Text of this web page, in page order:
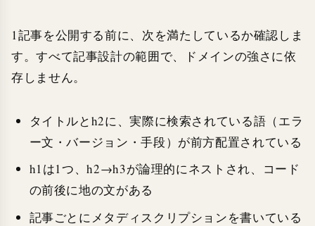
1記事を公開する前に、次を満たしているか確認しま
す。すべて記事設計の範囲で、ドメインの強さに依
存しません。
タイトルとh2に、実際に検索されている語（エラ
ー文・バージョン・手段）が前方配置されている
h1は1つ、h2→h3が論理的にネストされ、コード
の前後に地の文がある
記事ごとにメタディスクリプションを書いている